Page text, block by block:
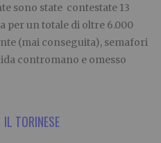
sono state contestate 13
per un totale di oltre 6.000
(mai conseguita), semafori
contromano e omesso
IL TORINESE